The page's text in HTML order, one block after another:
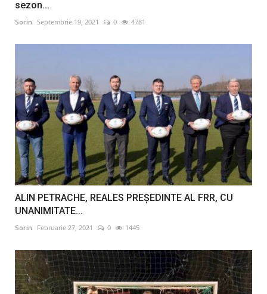
sezon...
Sorin Septembrie 19, 2021 0 4781
ALIN PETRACHE, REALES PREȘEDINTE AL FRR, CU
UNANIMITATE...
Sorin Februarie 27, 2021 0 1445